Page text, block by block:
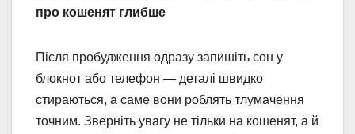
про кошенят глибше
Після пробудження одразу запишіть сон у
блокнот або телефон — деталі швидко
стираються, а саме вони роблять тлумачення
точним. Зверніть увагу не тільки на кошенят, а й